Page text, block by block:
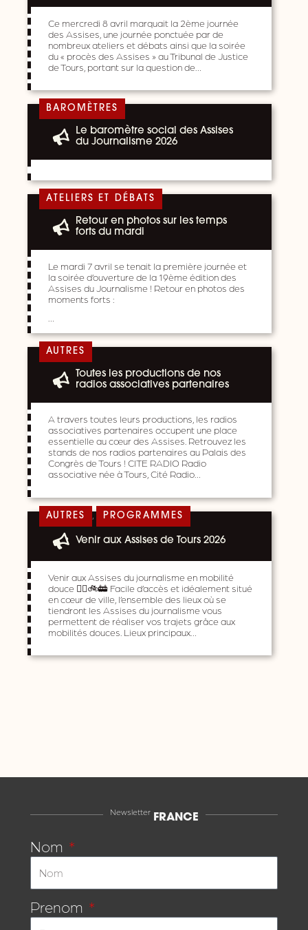
Ce mercredi 8 avril marquait la 2ème journée
des Assises, une journée ponctuée par de
nombreux ateliers et débats ainsi que la soirée
du « procès des Assises » au Tribunal de Justice
de Tours, portant sur la question de…
BAROMÈTRES
Le baromètre social des Assises
du Journalisme 2026
ATELIERS ET DÉBATS
Retour en photos sur les temps
forts du mardi
Le mardi 7 avril se tenait la première journée et
la soirée d’ouverture de la 19ème édition des
Assises du Journalisme ! Retour en photos des
moments forts :
AUTRES
Toutes les productions de nos
radios associatives partenaires
A travers toutes leurs productions, les radios
associatives partenaires occupent une place
essentielle au cœur des Assises. Retrouvez les
stands de nos radios partenaires au Palais des
Congrès de Tours ! CITE RADIO Radio
associative née à Tours, Cité Radio…
AUTRES , PROGRAMMES
Venir aux Assises de Tours 2026
Venir aux Assises du journalisme en mobilité
douce 🚶‍♀️🚲🚋 Facile d’accès et idéalement situé
en cœur de ville, l’ensemble des lieux où se
tiendront les Assises du journalisme vous
permettent de réaliser vos trajets grâce aux
mobilités douces. Lieux principaux…
Newsletter
FRANCE
Nom
Prenom